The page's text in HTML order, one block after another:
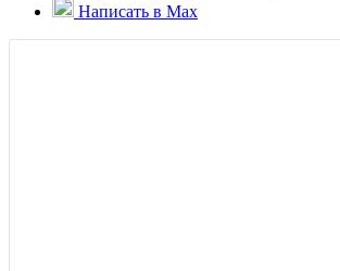
Написать в Max